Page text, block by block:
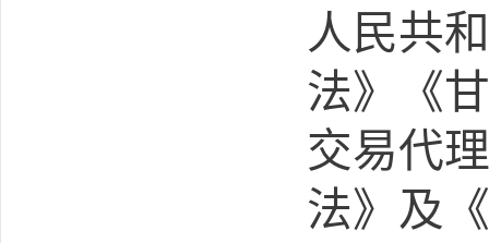
人民共
法》《
交易代
法》及《